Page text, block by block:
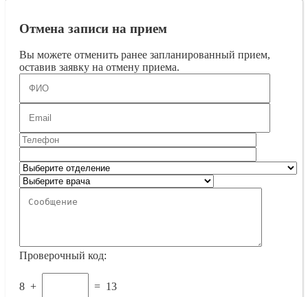
Отмена записи на прием
Вы можете отменить ранее запланированный прием,
оставив заявку на отмену приема.
Проверочный код:
8 + = 13